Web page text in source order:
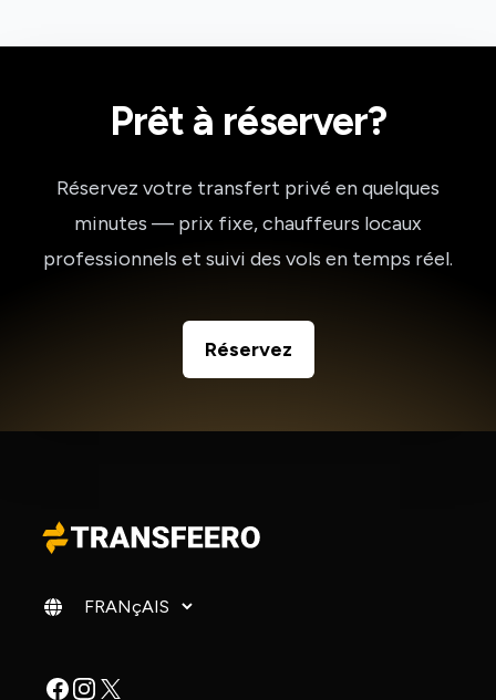
Prêt à réserver?
Réservez votre transfert privé en quelques
minutes — prix fixe, chauffeurs locaux
professionnels et suivi des vols en temps réel.
Réservez
Changer de langue
Facebook
Instagram
X